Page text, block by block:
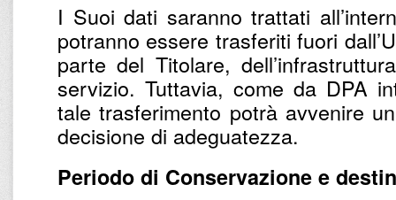
I Suoi dati saranno trattati
potranno essere trasferiti fuori
parte del Titolare,
servizio. Tuttavia, come da DPA
tale trasferimento potrà avvenire
decisione di adeguatezza.
Periodo di Conservazione e